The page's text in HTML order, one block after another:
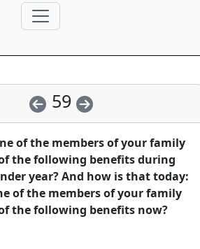
59
of the members of your family
the following benefits during
year? And how is that today:
of the members of your family
the following benefits now?